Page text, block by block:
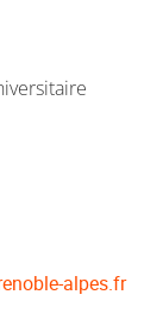
alpes.fr